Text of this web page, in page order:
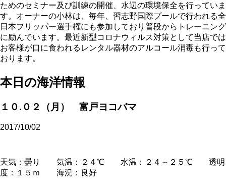
ためのセミナー及び訓練の開催、水辺の環境保全を行っていま
す。オーナーの小林は、毎年、習志野国際プールで行われる全
日本フリッパー選手権にも参加しており普段からトレーニング
に励んでいます。最近新型コロナウィルス対策として当店では
お客様が口に食われるレンタル器材のアルコール消毒も行って
おります。
本日の海洋情報
１０.０２（月） 富戸ヨコバマ
2017/10/02
天気：曇り 気温：２４℃ 水温：２４～２５℃ 透明
度：１５ｍ 海況：良好